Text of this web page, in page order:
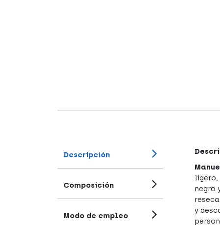
Descripción
Composición
Modo de empleo
ligero,
negro
y